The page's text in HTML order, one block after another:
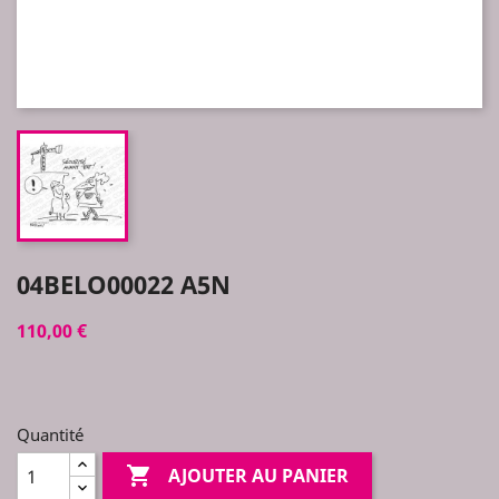
04BELO00022 A5N
110,00 €
Quantité
 AJOUTER AU PANIER